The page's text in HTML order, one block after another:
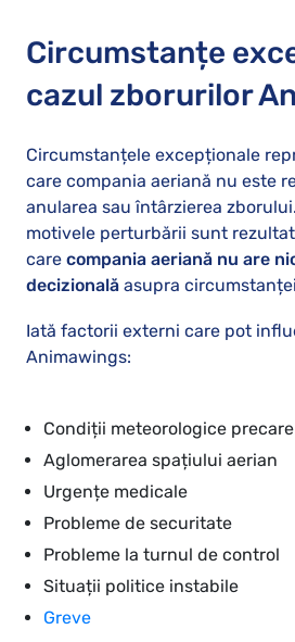
Circumstanțe
cazul zborurilor
Circumstanțele excepționale
care compania aeriană nu este
anularea sau întârzierea
motivele perturbării sunt
care compania aeriană nu are
decizională asupra
Iată factorii externi care pot
Animawings:
Condiții meteorologice precare
Aglomerarea spațiului aerian
Urgențe medicale
Probleme de securitate
Probleme la turnul de control
Situații politice instabile
Greve